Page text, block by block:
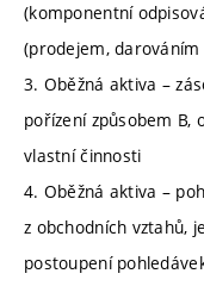
(komponentní
(prodejem,
3. Oběžná aktiva –
pořízení způsobem
vlastní činnosti
4. Oběžná aktiva –
z obchodních vztahů,
postoupení